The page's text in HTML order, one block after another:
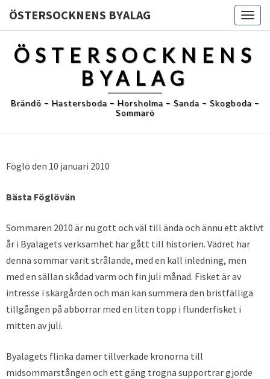
ÖSTERSOCKNENS BYALAG
ÖSTERSOCKNENS
BYALAG
Brändö – Hastersboda – Horsholma – Sanda – Skogboda –
Sommarö
Föglö den 10 januari 2010
Bästa Föglövän
Sommaren 2010 är nu gott och väl till ända och ännu ett aktivt
år i Byalagets verksamhet har gått till historien. Vädret har
denna sommar varit strålande, med en kall inledning, men
med en sällan skådad varm och fin juli månad. Fisket är av
intresse i skärgården och man kan summera den bristfälliga
tillgången på abborrar med en liten topp i flunderfisket i
mitten av juli.
Byalagets flinka damer tillverkade kronorna till
midsommarstången och ett gäng trogna supportrar gjorde